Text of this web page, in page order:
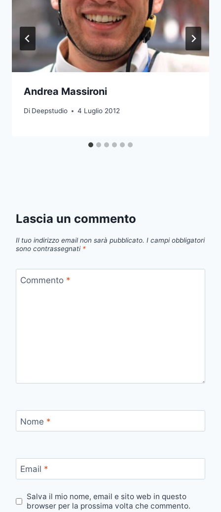
Andrea Massironi
Di Deepstudio 4 Luglio 2012
Lascia un commento
Il tuo indirizzo email non sarà pubblicato. I campi obbligatori
sono contrassegnati *
Commento *
Nome *
Email *
Salva il mio nome, email e sito web in questo
browser per la prossima volta che commento.